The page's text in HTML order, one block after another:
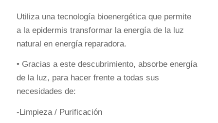
Utiliza una tecnología bioenergética que permite
a la epidermis transformar la energía de la luz
natural en energía reparadora.
• Gracias a este descubrimiento, absorbe energía
de la luz, para hacer frente a todas sus
necesidades de:
-Limpieza / Purificación